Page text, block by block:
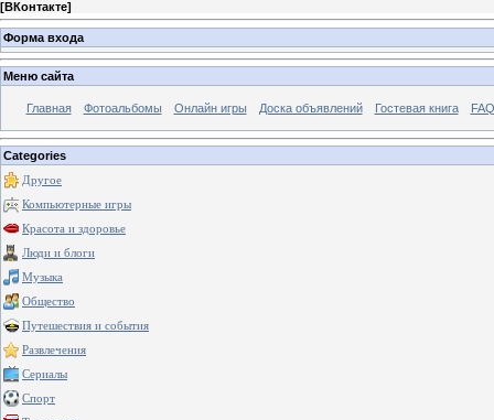
[ВКонтакте]
Форма входа
Меню сайта
Главная Фотоальбомы Онлайн игры Доска объявлений Гостевая книга
Categories
Другое
Компьютерные игры
Красота и здоровье
Люди и блоги
Музыка
Общество
Путешествия и события
Развлечения
Сериалы
Спорт